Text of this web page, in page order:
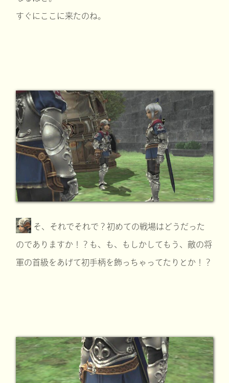
すぐにここに来たのね。
そ、それでそれで？初めての戦場はどうだった
のでありますか！？も、も、もしかしてもう、敵の将
軍の首級をあげて初手柄を飾っちゃってたりとか！？